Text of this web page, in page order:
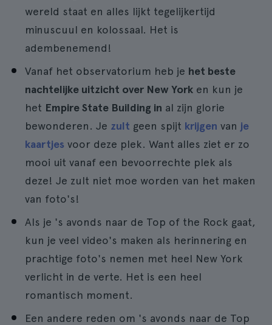
wereld staat en alles lijkt tegelijkertijd
minuscuul en kolossaal. Het is
adembenemend!
Vanaf het observatorium heb je het beste
nachtelijke uitzicht over New York en kun je
het Empire State Building in al zijn glorie
bewonderen. Je zult geen spijt krijgen van je
kaartjes voor deze plek. Want alles ziet er zo
mooi uit vanaf een bevoorrechte plek als
deze! Je zult niet moe worden van het maken
van foto's!
Als je 's avonds naar de Top of the Rock gaat,
kun je veel video's maken als herinnering en
prachtige foto's nemen met heel New York
verlicht in de verte. Het is een heel
romantisch moment.
Een andere reden om 's avonds naar de Top